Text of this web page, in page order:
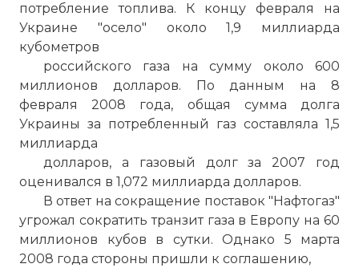
потребление топлива. К концу февраля на
Украине "осело" около 1,9 миллиарда
кубометров
российского газа на сумму около 600
миллионов долларов. По данным на 8
февраля 2008 года, общая сумма долга
Украины за потребленный газ составляла 1,5
миллиарда
долларов, а газовый долг за 2007 год
оценивался в 1,072 миллиарда долларов.
В ответ на сокращение поставок "Нафтогаз"
угрожал сократить транзит газа в Европу на 60
миллионов кубов в сутки. Однако 5 марта
2008 года стороны пришли к соглашению,